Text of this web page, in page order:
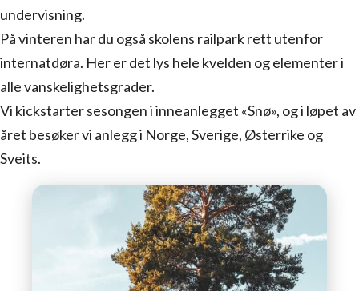
undervisning.
På vinteren har du også skolens railpark rett utenfor
internatdøra. Her er det lys hele kvelden og elementer i
alle vanskelighetsgrader.
Vi kickstarter sesongen i inneanlegget «Snø», og i løpet av
året besøker vi anlegg i Norge, Sverige, Østerrike og
Sveits.